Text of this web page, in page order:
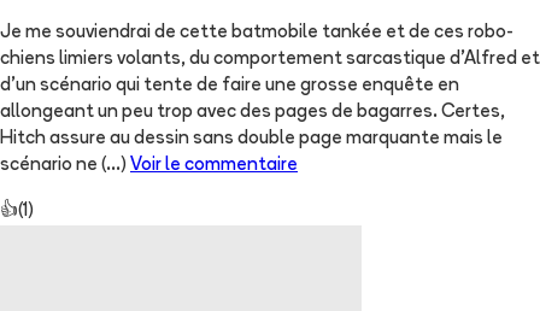
Je me souviendrai de cette batmobile tankée et de ces robo-
chiens limiers volants, du comportement sarcastique d'Alfred et
d'un scénario qui tente de faire une grosse enquête en
allongeant un peu trop avec des pages de bagarres. Certes,
Hitch assure au dessin sans double page marquante mais le
scénario ne (...) Voir le commentaire
👍(1 )